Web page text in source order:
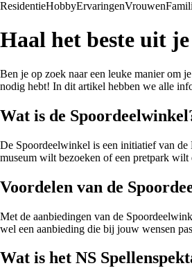
ResidentieHobbyErvaringenVrouwen
Haal het beste uit
Ben je op zoek naar een leuke manier om
nodig hebt! In dit artikel hebben we alle
Wat is de
De Spoordeelwinkel is een initiatief van
museum wilt bezoeken of een pretpark wilt
Voordelen van de
Met de aanbiedingen van de
wel een aanbieding die bij jouw wensen
Wat is het NS